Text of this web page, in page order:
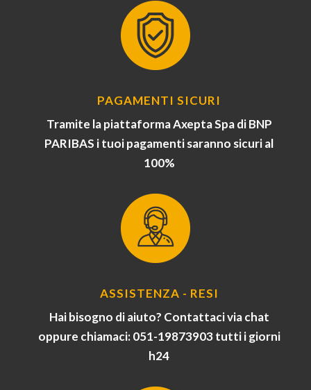
PAGAMENTI SICURI
Tramite la piattaforma Axepta Spa di BNP
PARIBAS i tuoi pagamenti saranno sicuri al
100%
ASSISTENZA - RESI
Hai bisogno di aiuto? Contattaci via chat
oppure chiamaci: 051-19873903 tutti i giorni
h24